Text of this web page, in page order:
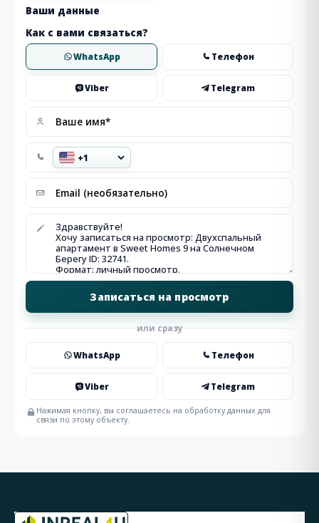
Ваши данные
Как с вами связаться?
WhatsApp Телефон
Viber Telegram
или сразу
WhatsApp Телефон
Viber Telegram
Нажимая кнопку, вы соглашаетесь на обработку данных для
связи по этому объекту.